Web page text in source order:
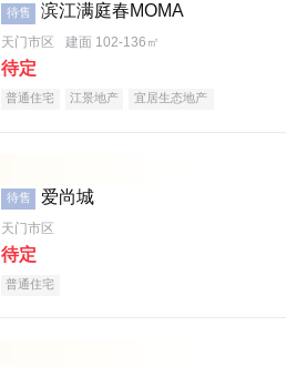
待售 滨江满庭春MOMA
天门市区 建面 102-136㎡
待定
普通住宅 江景地产 宜居生态地产
待售 爱尚城
天门市区
待定
普通住宅